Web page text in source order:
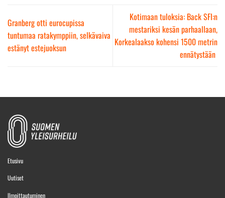
Granberg otti eurocupissa
tuntumaa ratakymppiin, selkävaiva
estänyt estejuoksun
Kotimaan tuloksia: Back SFI:n
mestariksi kesän parhaallaan,
Korkealaakso kohensi 1500 metrin
ennätystään
Etusivu
Uutiset
Ilmoittautuminen